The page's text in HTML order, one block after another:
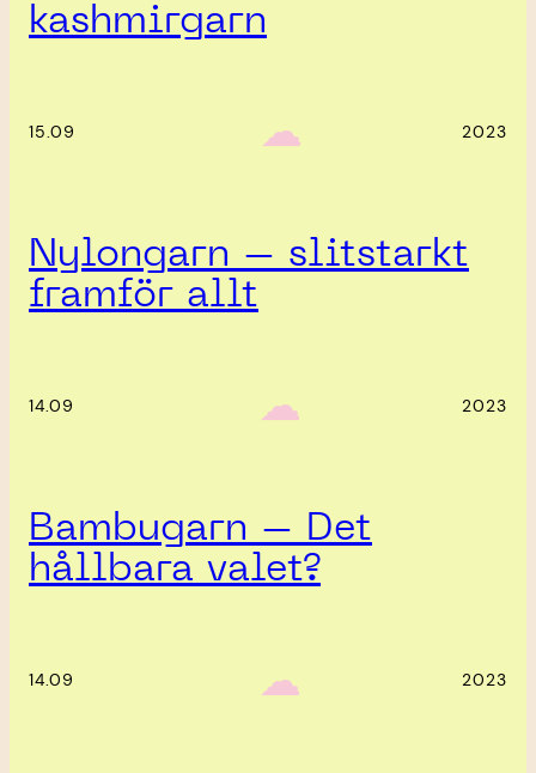
kashmirgarn
15.09 ‎ ‎‎ ☁︎‎‎ 2023
Nylongarn – slitstarkt
framför allt
14.09 ‎ ‎‎ ☁︎‎‎ 2023
Bambugarn – Det
hållbara valet?
14.09 ‎ ‎‎ ☁︎‎‎ 2023